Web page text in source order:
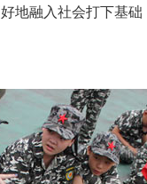
地融入社会打下基